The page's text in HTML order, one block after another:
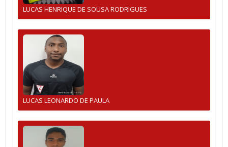
LUCAS HENRIQUE DE SOUSA RODRIGUES
LUCAS LEONARDO DE PAULA